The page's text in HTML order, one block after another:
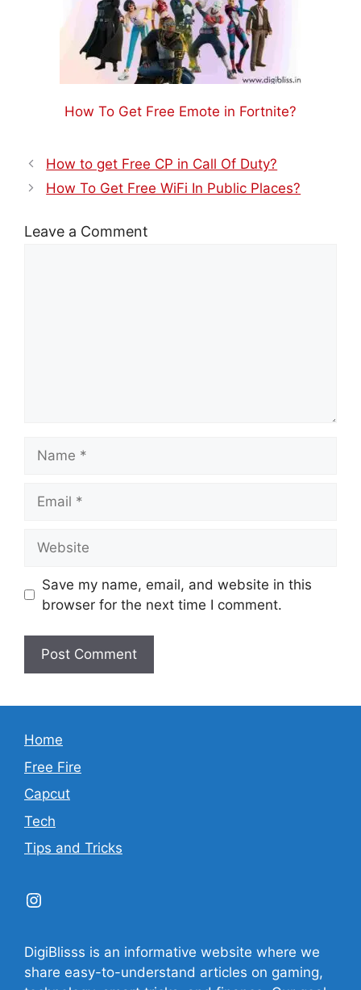
How To Get Free Emote in Fortnite?
How to get Free CP in Call Of Duty?
How To Get Free WiFi In Public Places?
Leave a Comment
Save my name, email, and website in this
browser for the next time I comment.
Home
Free Fire
Capcut
Tech
Tips and Tricks
Instagram
DigiBlisss is an informative website where we
share easy-to-understand articles on gaming,